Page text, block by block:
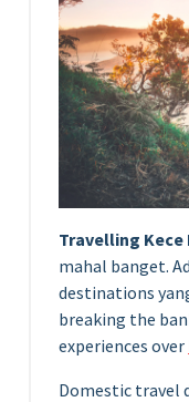
Travelling
mahal banget.
destinations
breaking the
experiences over
Domestic travel